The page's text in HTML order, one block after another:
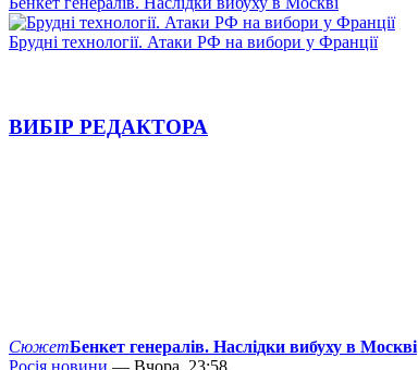
Брудні технології. Атаки РФ на вибори у Франції
ВИБІР РЕДАКТОРА
СюжетБенкет генералів. Наслідки вибуху в Москві